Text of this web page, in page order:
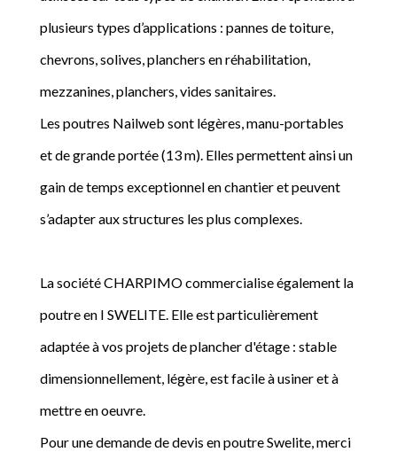
plusieurs types d’applications : pannes de toiture,
chevrons, solives, planchers en réhabilitation,
mezzanines, planchers, vides sanitaires.
Les poutres Nailweb sont légères, manu-portables
et de grande portée (13 m). Elles permettent ainsi un
gain de temps exceptionnel en chantier et peuvent
s’adapter aux structures les plus complexes.
La société CHARPIMO commercialise également la
poutre en I SWELITE. Elle est particulièrement
adaptée à vos projets de plancher d'étage : stable
dimensionnellement, légère, est facile à usiner et à
mettre en oeuvre.
Pour une demande de devis en poutre Swelite, merci